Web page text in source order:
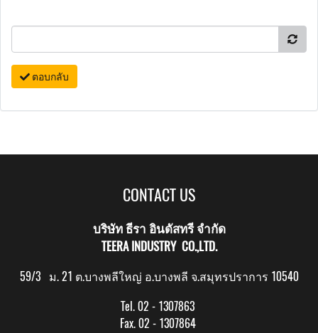
ตอบกลับ
CONTACT US
บริษัท ธีรา อินดัสทรี จำกัด
TEERA INDUSTRY CO.,LTD.
59/3 ม. 21 ต.บางพลีใหญ่ อ.บางพลี จ.สมุทรปราการ 10540
Tel. 02 - 1307863
Fax. 02 - 1307864